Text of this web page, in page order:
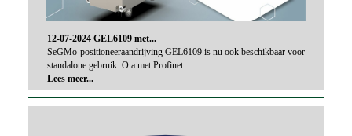
12-07-2024 GEL6109 met...
SeGMo-positioneeraandrijving GEL6109 is nu ook beschikbaar voor
standalone gebruik. O.a met Profinet.
Lees meer...